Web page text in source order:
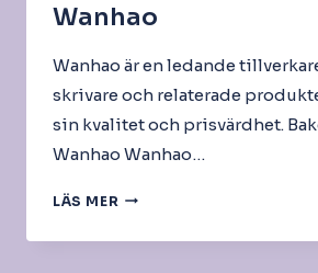
Wanhao
Wanhao är en ledande
skrivare och relaterade
sin kvalitet och prisvärdhet.
Wanhao Wanhao…
LÄS MER WANHAO